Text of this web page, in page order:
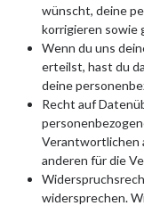
wünscht, deine
korrigieren sowie
Wenn du uns
erteilst, hast du
deine
Recht auf
Verantwortlichen
anderen für die
widersprechen.